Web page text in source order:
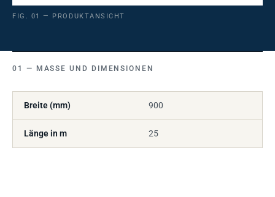
FIG. 01 — PRODUKTANSICHT
MASSE UND DIMENSIONEN
Breite (mm) 900
Länge in m 25